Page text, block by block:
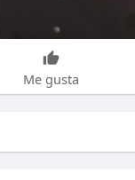
Me gusta